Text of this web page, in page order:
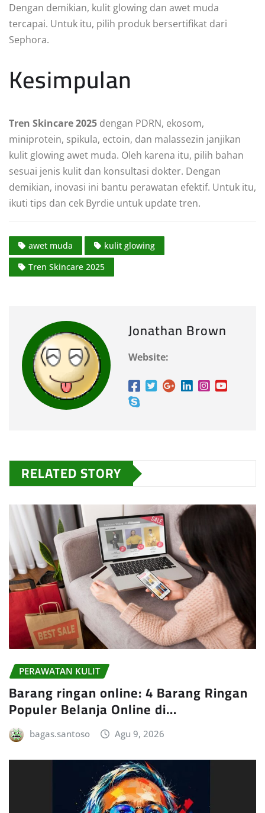
Dengan demikian, kulit glowing dan awet muda
tercapai. Untuk itu, pilih produk bersertifikat dari
Sephora.
Kesimpulan
Tren Skincare 2025 dengan PDRN, ekosom,
miniprotein, spikula, ectoin, dan malassezin janjikan
kulit glowing awet muda. Oleh karena itu, pilih bahan
sesuai jenis kulit dan konsultasi dokter. Dengan
demikian, inovasi ini bantu perawatan efektif. Untuk itu,
ikuti tips dan cek Byrdie untuk update tren.
awet muda
kulit glowing
Tren Skincare 2025
Jonathan Brown
Website:
RELATED STORY
PERAWATAN KULIT
Barang ringan online: 4 Barang Ringan
Populer Belanja Online di…
bagas.santoso Agu 9, 2026